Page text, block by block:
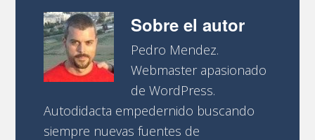
Sobre el autor
Pedro Mendez.
Webmaster apasionado
de WordPress.
Autodidacta empedernido buscando
siempre nuevas fuentes de